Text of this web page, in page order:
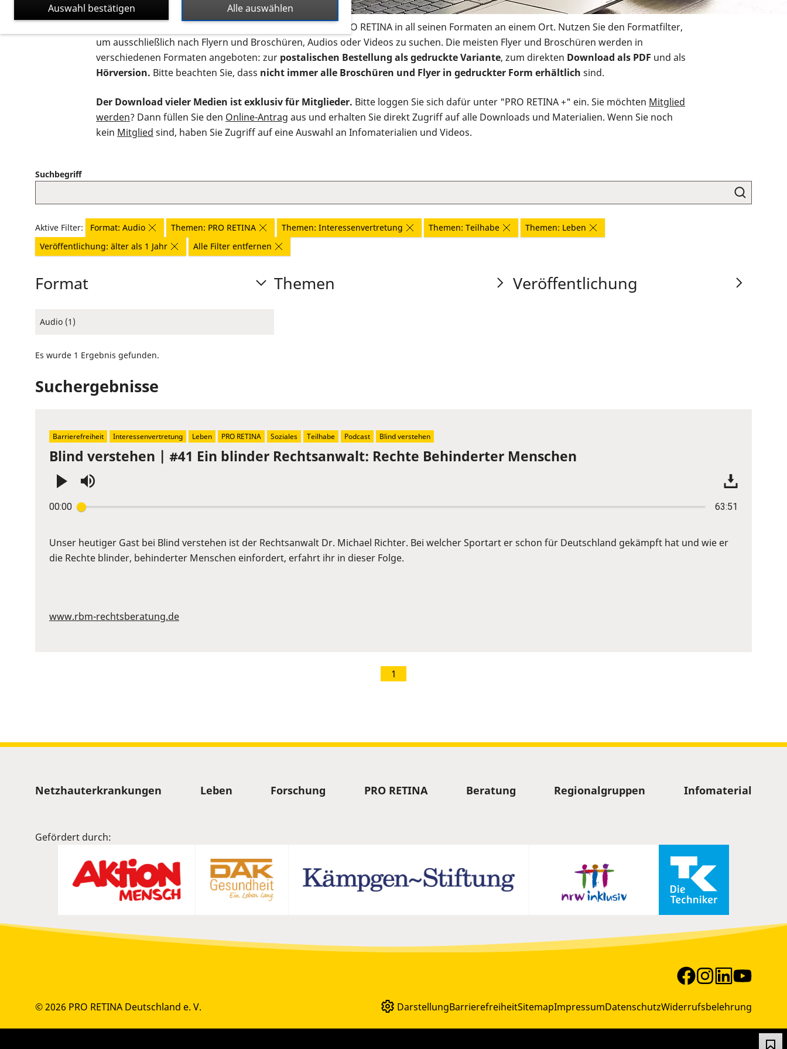
Auf dieser Seite finden Sie sämtliches Infomaterial der PRO RETINA in all seinen Formaten an einem Ort. Nutzen Sie den Formatfilter,
um ausschließlich nach Flyern und Broschüren, Audios oder Videos zu suchen. Die meisten Flyer und Broschüren werden in
verschiedenen Formaten angeboten: zur postalischen Bestellung als gedruckte Variante, zum direkten Download als PDF und als
Hörversion. Bitte beachten Sie, dass nicht immer alle Broschüren und Flyer in gedruckter Form erhältlich sind.
Der Download vieler Medien ist exklusiv für Mitglieder. Bitte loggen Sie sich dafür unter "PRO RETINA +" ein. Sie möchten Mitglied
werden? Dann füllen Sie den Online-Antrag aus und erhalten Sie direkt Zugriff auf alle Downloads und Materialien. Wenn Sie noch
kein Mitglied sind, haben Sie Zugriff auf eine Auswahl an Infomaterialien und Videos.
Suchbegriff
Aktive Filter: Format: Audio Themen: PRO RETINA Themen: Interessenvertretung Themen: Teilhabe
Themen: Leben
Veröffentlichung: älter als 1 Jahr
Alle Filter entfernen
Format
Audio (1)
Themen Veröffentlichung
Es wurde 1 Ergebnis gefunden.
Suchergebnisse
Blind verstehen | #41 Ein blinder Rechtsanwalt: Rechte Behinderter Menschen
00:00 63:51
Enter
Space
to
Unser heutiger Gast bei Blind verstehen ist der Rechtsanwalt Dr. Michael Richter. Bei welcher Sportart er schon für Deutschland gekämpft hat und wie er
die Rechte blinder, behinderter Menschen einfordert, erfahrt ihr in dieser Folge.
www.rbm-rechtsberatung.de
Barrierefreiheit Interessenvertretung Leben PRO RETINA Soziales Teilhabe Podcast Blind verstehen
1
Sitemap
Netzhauterkrankungen Leben Forschung PRO RETINA Beratung Regionalgruppen Infomaterial
Gefördert durch:
© 2026 PRO RETINA Deutschland e. V. DarstellungBarrierefreiheitSitemapImpressumDatenschutzWiderrufsbelehrung
Alle auswählen
Auswahl bestätigen